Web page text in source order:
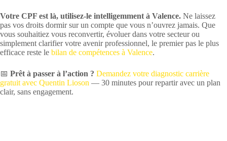
Votre CPF est là, utilisez-le intelligemment à Valence. Ne laissez
pas vos droits dormir sur un compte que vous n’ouvrez jamais. Que
vous souhaitiez vous reconvertir, évoluer dans votre secteur ou
simplement clarifier votre avenir professionnel, le premier pas le plus
efficace reste le bilan de compétences à Valence.
📅 Prêt à passer à l’action ? Demandez votre diagnostic carrière
gratuit avec Quentin Lioson — 30 minutes pour repartir avec un plan
clair, sans engagement.